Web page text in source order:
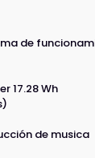
de
17.28 Wh
de musica